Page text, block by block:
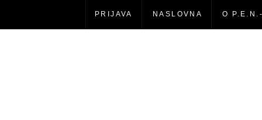
PRIJAVA NASLOVNA O